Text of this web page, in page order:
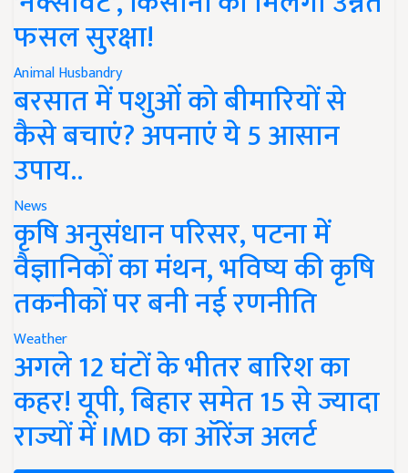
फसल सुरक्षा!
Animal Husbandry
बरसात में पशुओं को बीमारियों से
कैसे बचाएं? अपनाएं ये 5 आसान
उपाय..
News
कृषि अनुसंधान परिसर, पटना में
वैज्ञानिकों का मंथन, भविष्य की कृषि
तकनीकों पर बनी नई रणनीति
Weather
अगले 12 घंटों के भीतर बारिश का
कहर! यूपी, बिहार समेत 15 से ज्यादा
राज्यों में IMD का ऑरेंज अलर्ट